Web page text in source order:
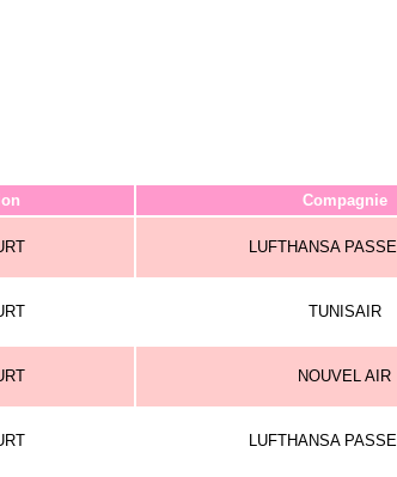
Compagnie
LUFTHANSA
TUNISAIR
NOUVEL AIR
LUFTHANSA